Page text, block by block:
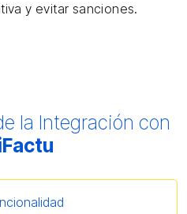
y evitar sanciones.
la Integración con